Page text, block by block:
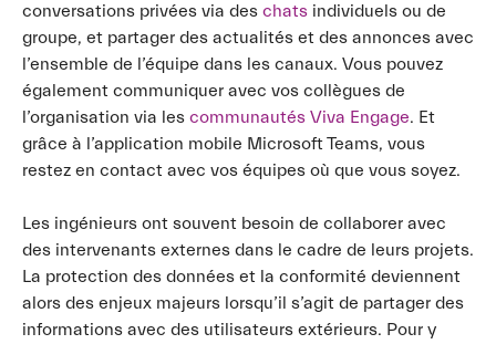
conversations privées via des chats individuels ou de
groupe, et partager des actualités et des annonces avec
l’ensemble de l’équipe dans les canaux. Vous pouvez
également communiquer avec vos collègues de
l’organisation via les communautés Viva Engage. Et
grâce à l’application mobile Microsoft Teams, vous
restez en contact avec vos équipes où que vous soyez.
Les ingénieurs ont souvent besoin de collaborer avec
des intervenants externes dans le cadre de leurs projets.
La protection des données et la conformité deviennent
alors des enjeux majeurs lorsqu’il s’agit de partager des
informations avec des utilisateurs extérieurs. Pour y